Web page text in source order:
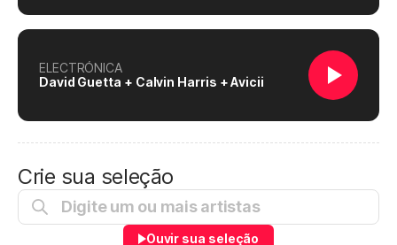
ELECTRÓNICA
David Guetta + Calvin Harris + Avicii
Crie sua seleção
Ouvir sua seleção